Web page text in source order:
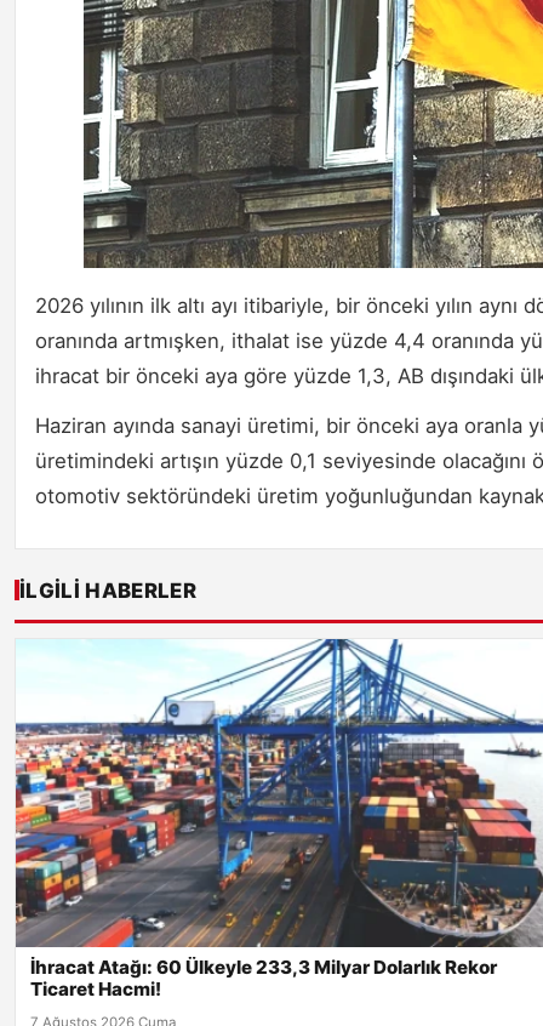
2026 yılının ilk altı ayı itibariyle, bir önceki yılın
oranında artmışken, ithalat ise yüzde 4,4 oranında
ihracat bir önceki aya göre yüzde 1,3, AB dışındaki
Haziran ayında sanayi üretimi, bir önceki aya
üretimindeki artışın yüzde 0,1 seviyesinde
otomotiv sektöründeki üretim yoğunluğundan
İLGILI HABERLER
İhracat Atağı: 60 Ülkeyle 233,3 Milyar Dolarlık Rekor
Ticaret Hacmi!
7 Ağustos 2026 Cuma